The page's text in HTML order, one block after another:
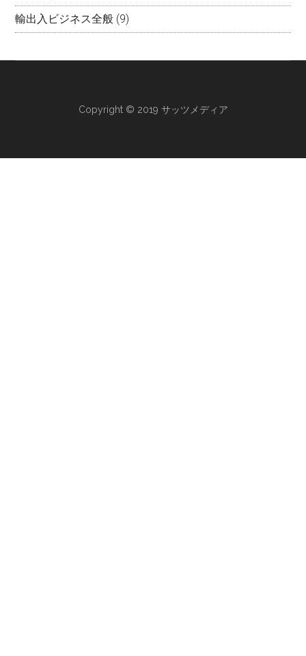
輸出入ビジネス全般 (9)
Copyright © 2019 サッツメディア